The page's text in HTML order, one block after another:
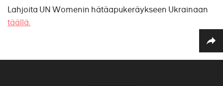
Lahjoita UN Womenin hätäapukeräykseen Ukrainaan
täällä.